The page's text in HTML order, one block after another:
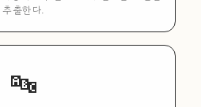
추출한다.
🔤